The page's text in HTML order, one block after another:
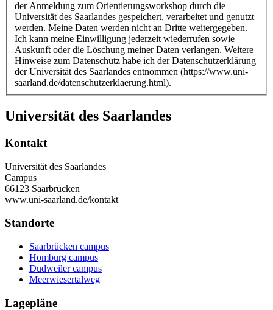
der Anmeldung zum Orientierungsworkshop durch die
Universität des Saarlandes gespeichert, verarbeitet und genutzt
werden. Meine Daten werden nicht an Dritte weitergegeben.
Ich kann meine Einwilligung jederzeit wiederrufen sowie
Auskunft oder die Löschung meiner Daten verlangen. Weitere
Hinweise zum Datenschutz habe ich der Datenschutzerklärung
der Universität des Saarlandes entnommen (https://www.uni-
saarland.de/datenschutzerklaerung.html).
Universität des Saarlandes
Kontakt
Universität des Saarlandes
Campus
66123 Saarbrücken
www.uni-saarland.de/kontakt
Standorte
Saarbrücken campus
Homburg campus
Dudweiler campus
Meerwiesertalweg
Lagepläne